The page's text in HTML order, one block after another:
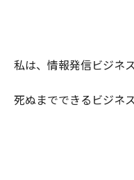
私は、情報発信ビジネ
死ぬまでできるビジネ